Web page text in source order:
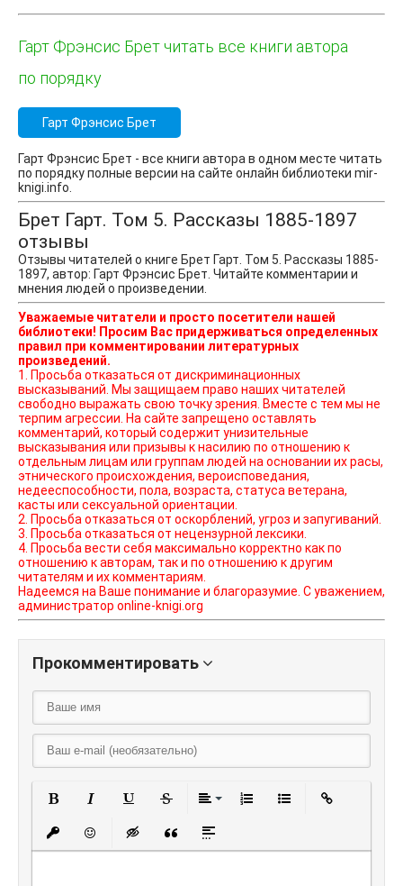
Гарт Фрэнсис Брет читать все книги автора
по порядку
Гарт Фрэнсис Брет
Гарт Фрэнсис Брет - все книги автора в одном месте читать
по порядку полные версии на сайте онлайн библиотеки mir-
knigi.info.
Брет Гарт. Том 5. Рассказы 1885-1897
отзывы
Отзывы читателей о книге Брет Гарт. Том 5. Рассказы 1885-
1897, автор: Гарт Фрэнсис Брет. Читайте комментарии и
мнения людей о произведении.
Уважаемые читатели и просто посетители нашей
библиотеки! Просим Вас придерживаться определенных
правил при комментировании литературных
произведений.
1. Просьба отказаться от дискриминационных
высказываний. Мы защищаем право наших читателей
свободно выражать свою точку зрения. Вместе с тем мы не
терпим агрессии. На сайте запрещено оставлять
комментарий, который содержит унизительные
высказывания или призывы к насилию по отношению к
отдельным лицам или группам людей на основании их расы,
этнического происхождения, вероисповедания,
недееспособности, пола, возраста, статуса ветерана,
касты или сексуальной ориентации.
2. Просьба отказаться от оскорблений, угроз и запугиваний.
3. Просьба отказаться от нецензурной лексики.
4. Просьба вести себя максимально корректно как по
отношению к авторам, так и по отношению к другим
читателям и их комментариям.
Надеемся на Ваше понимание и благоразумие. С уважением,
администратор online-knigi.org
Прокомментировать
Полужирный
Курсив
Вставить защищенную ссылку
Вставить смайлик
Вставка скрытого текста
Вставка цитаты
Вставка спойлера